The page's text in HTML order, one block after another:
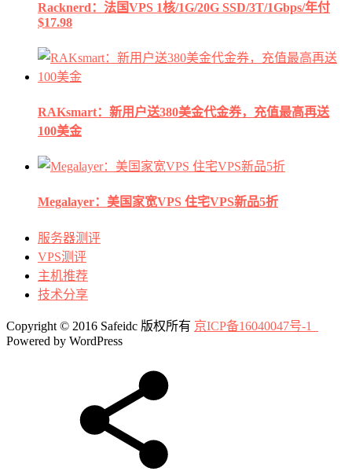
Racknerd：法国VPS 1核/1G/20G SSD/3T/1Gbps/年付
$17.98
RAKsmart：新用户送380美金代金券，充值最高再送
100美金
Megalayer：美国家宽VPS 住宅VPS新品5折
服务器测评
VPS测评
主机推荐
技术分享
Copyright © 2016 Safeidc 版权所有 京ICP备16040047号-1
Powered by WordPress